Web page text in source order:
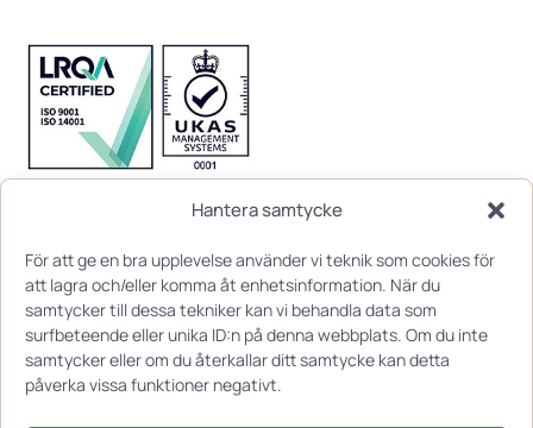
Hantera samtycke
För att ge en bra upplevelse använder vi teknik som cookies för
att lagra och/eller komma åt enhetsinformation. När du
samtycker till dessa tekniker kan vi behandla data som
surfbeteende eller unika ID:n på denna webbplats. Om du inte
samtycker eller om du återkallar ditt samtycke kan detta
påverka vissa funktioner negativt.